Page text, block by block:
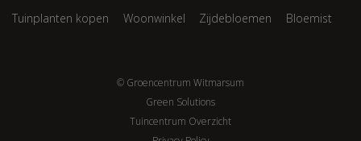
Tuinplanten kopen
Woonwinkel Zijdebloemen Bloemist
© Groencentrum Witmarsum
Green Solutions
Tuincentrum Overzicht